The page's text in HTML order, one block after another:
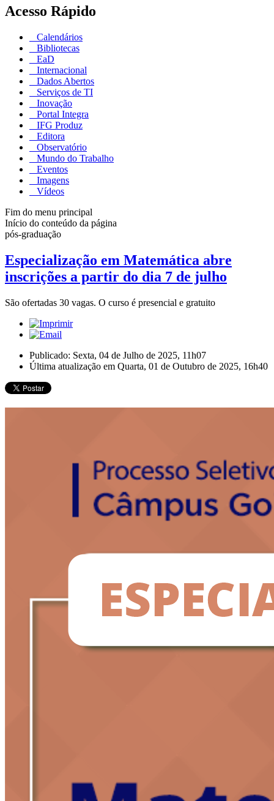
Acesso Rápido
Calendários
Bibliotecas
EaD
Internacional
Dados Abertos
Serviços de TI
Inovação
Portal Integra
IFG Produz
Editora
Observatório
Mundo do Trabalho
Eventos
Imagens
Vídeos
Fim do menu principal
Início do conteúdo da página
pós-graduação
Especialização em Matemática abre
inscrições a partir do dia 7 de julho
São ofertadas 30 vagas. O curso é presencial e gratuito
Publicado: Sexta, 04 de Julho de 2025, 11h07
Última atualização em Quarta, 01 de Outubro de 2025, 16h40